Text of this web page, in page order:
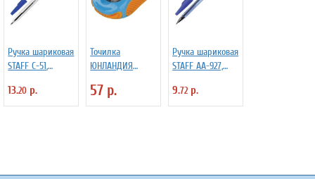
Ручка шариковая
STAFF C-51,
прозрачный,
узел 1 мм, линия
13.20 р.
Точилка
ЮНЛАНДИЯ
контейнером,
пластиковая,
57 р.
Ручка шариковая
STAFF AA-927,
тонированный,
хромированные
9.72 р.